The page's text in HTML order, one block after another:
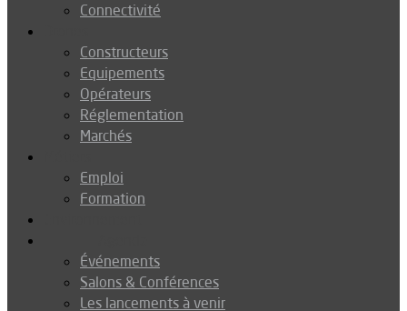
Connectivité
Constructeurs
Equipements
Opérateurs
Réglementation
Marchés
Emploi
Formation
Événements
Salons & Conférences
Les lancements à venir